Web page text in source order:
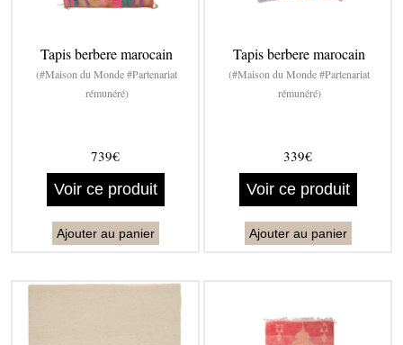
Tapis berbere marocain
(#Maison du Monde #Partenariat
rémunéré)
739€
Voir ce produit
Ajouter au panier
Tapis berbere marocain
(#Maison du Monde #Partenariat
rémunéré)
339€
Voir ce produit
Ajouter au panier